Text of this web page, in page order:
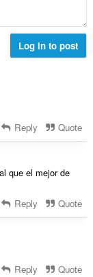
Log in to post
Reply Quote
que el mejor de
Reply Quote
Reply Quote